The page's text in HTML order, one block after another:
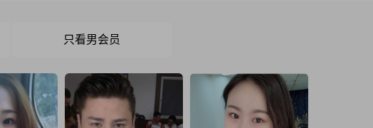
只看男会员